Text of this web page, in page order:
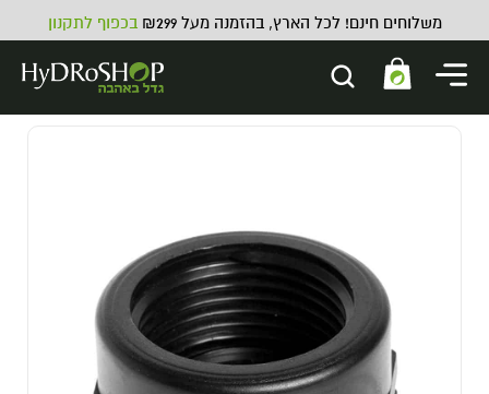
משלוחים חינם! לכל הארץ, בהזמנה מעל ₪299 בכפוף לתקנון
ספייסר - 30X30
10.00
ADD